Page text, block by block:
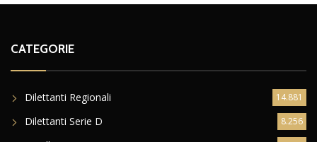
CATEGORIE
Dilettanti Regionali 14.881
Dilettanti Serie D 8.256